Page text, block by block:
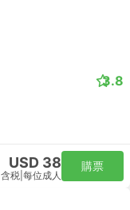
3.8
USD 38
含税 每位成人
購票